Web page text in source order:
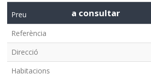
Preu a consultar
Referència
Direcció
Habitacions